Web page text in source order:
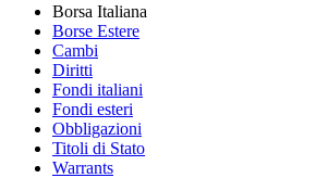
Borsa Italiana
Borse Estere
Cambi
Diritti
Fondi italiani
Fondi esteri
Obbligazioni
Titoli di Stato
Warrants